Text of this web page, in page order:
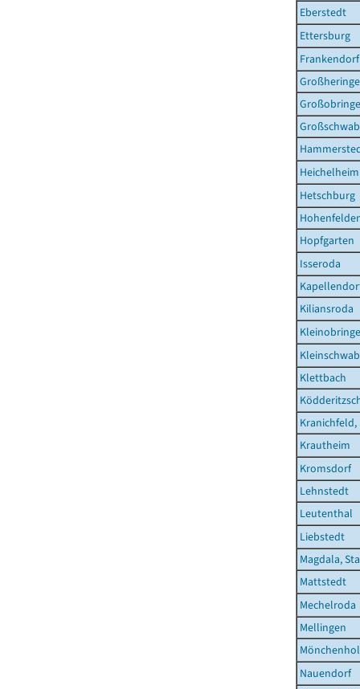
Eberstedt
Ettersburg
Frankendorf
Heichelheim
Hetschburg
Hopfgarten
Isseroda
Kiliansroda
Klettbach
Kranichfeld,
Krautheim
Kromsdorf
Lehnstedt
Leutenthal
Liebstedt
Magdala,
Mattstedt
Mechelroda
Mellingen
Nauendorf